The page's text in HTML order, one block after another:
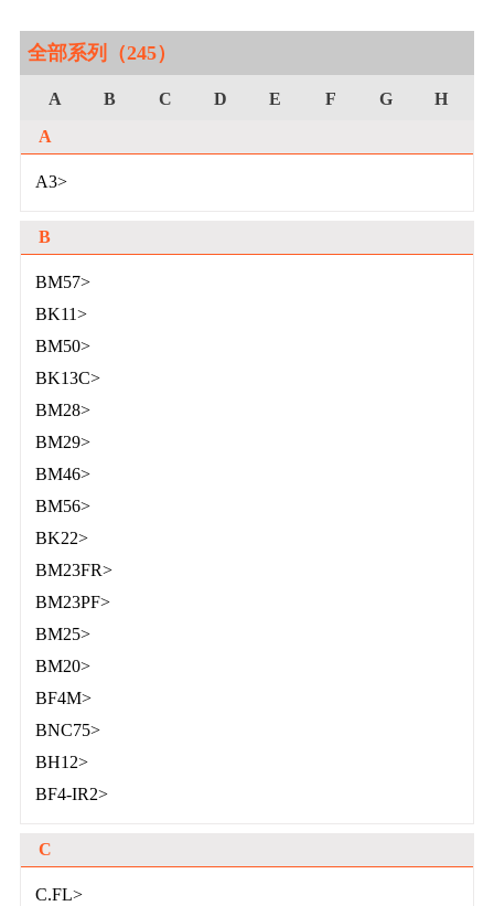
全部系列（245）
A B C D E F G H
A
A3>
B
BM57>
BK11>
BM50>
BK13C>
BM28>
BM29>
BM46>
BM56>
BK22>
BM23FR>
BM23PF>
BM25>
BM20>
BF4M>
BNC75>
BH12>
BF4-IR2>
C
C.FL>